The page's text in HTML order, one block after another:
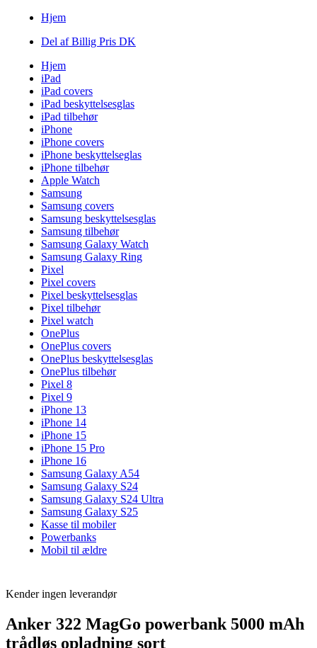
Hjem
Del af Billig Pris DK
Hjem
iPad
iPad covers
iPad beskyttelsesglas
iPad tilbehør
iPhone
iPhone covers
iPhone beskyttelseglas
iPhone tilbehør
Apple Watch
Samsung
Samsung covers
Samsung beskyttelsesglas
Samsung tilbehør
Samsung Galaxy Watch
Samsung Galaxy Ring
Pixel
Pixel covers
Pixel beskyttelsesglas
Pixel tilbehør
Pixel watch
OnePlus
OnePlus covers
OnePlus beskyttelsesglas
OnePlus tilbehør
Pixel 8
Pixel 9
iPhone 13
iPhone 14
iPhone 15
iPhone 15 Pro
iPhone 16
Samsung Galaxy A54
Samsung Galaxy S24
Samsung Galaxy S24 Ultra
Samsung Galaxy S25
Kasse til mobiler
Powerbanks
Mobil til ældre
Kender ingen leverandør
Anker 322 MagGo powerbank 5000 mAh
trådløs opladning sort